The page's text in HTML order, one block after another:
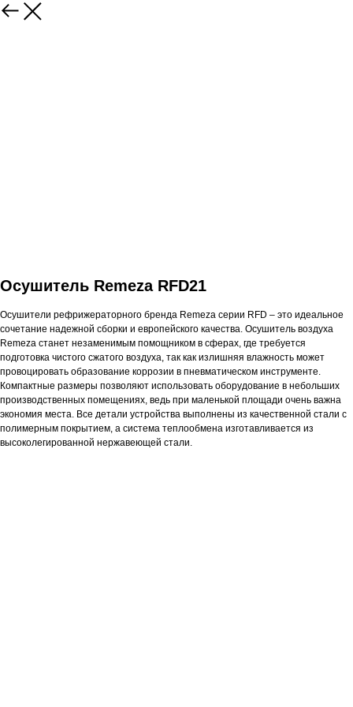
Осушитель Remeza RFD21
Осушители рефрижераторного бренда Remeza серии RFD – это идеальное
сочетание надежной сборки и европейского качества. Осушитель воздуха
Remeza станет незаменимым помощником в сферах, где требуется
подготовка чистого сжатого воздуха, так как излишняя влажность может
провоцировать образование коррозии в пневматическом инструменте.
Компактные размеры позволяют использовать оборудование в небольших
производственных помещениях, ведь при маленькой площади очень важна
экономия места. Все детали устройства выполнены из качественной стали с
полимерным покрытием, а система теплообмена изготавливается из
высоколегированной нержавеющей стали.